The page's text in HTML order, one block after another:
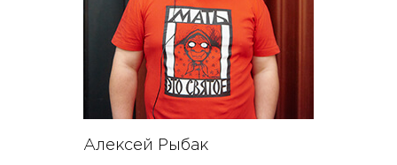
Алексей Рыбак